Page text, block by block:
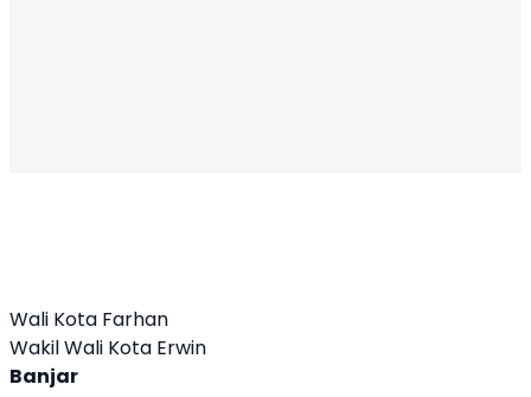
Wali Kota Farhan
Wakil Wali Kota Erwin
Banjar